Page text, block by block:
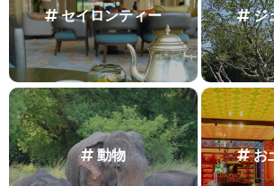
セイロンティー ジ
動物 お